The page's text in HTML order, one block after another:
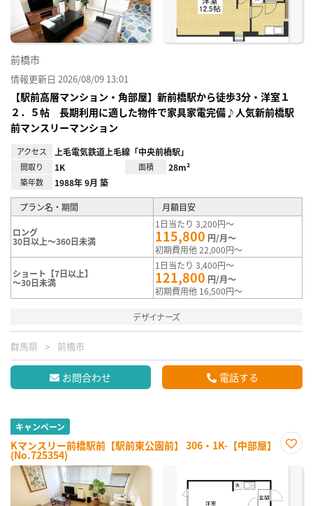
前橋市
情報更新日 2026/08/09 13:01
【駅前高層マンション・角部屋】新前橋駅から徒歩3分・洋室１
２．５帖 長期利用に適した物件で家具家電完備♪人気新前橋駅
前マンスリーマンション
アクセス 上毛電気鉄道上毛線「中央前橋駅」
間取り 1K 面積 28m²
築年数 1988年 9月 築
プラン名・期間 月額目安
ロング
30日以上～360日未満
1日当たり 3,200円～
115,800 円/月～
初期費用他 22,000円～
ショート【7日以上】
～30日未満
1日当たり 3,400円～
121,800 円/月～
初期費用他 16,500円～
デザイナーズ
群馬県 前橋市
お問合わせ 電話する
キャンペーン
Kマンスリー前橋駅前【駅前東公園前】 306・1K-【中部屋】
(No.725354)
に入